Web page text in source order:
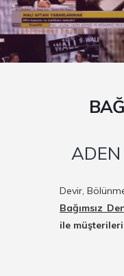
Devir,
Bağımsız
ile